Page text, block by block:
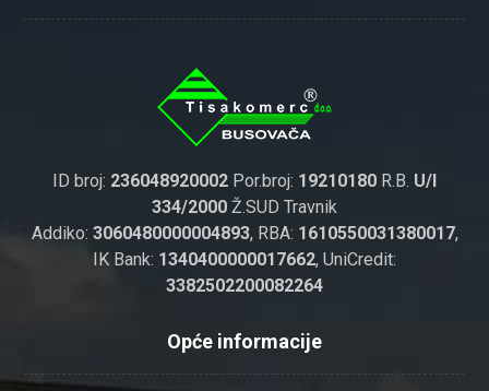
ID broj: 236048920002 Por.broj: 19210180 R.B. U/I
334/2000 Ž.SUD Travnik
Addiko: 3060480000004893, RBA: 1610550031380017,
IK Bank: 1340400000017662, UniCredit:
3382502200082264
Opće informacije